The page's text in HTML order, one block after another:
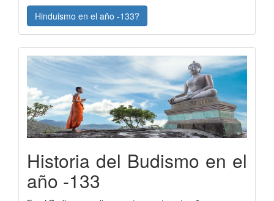
Hinduismo en el año -133?
Historia del Budismo en el
año -133